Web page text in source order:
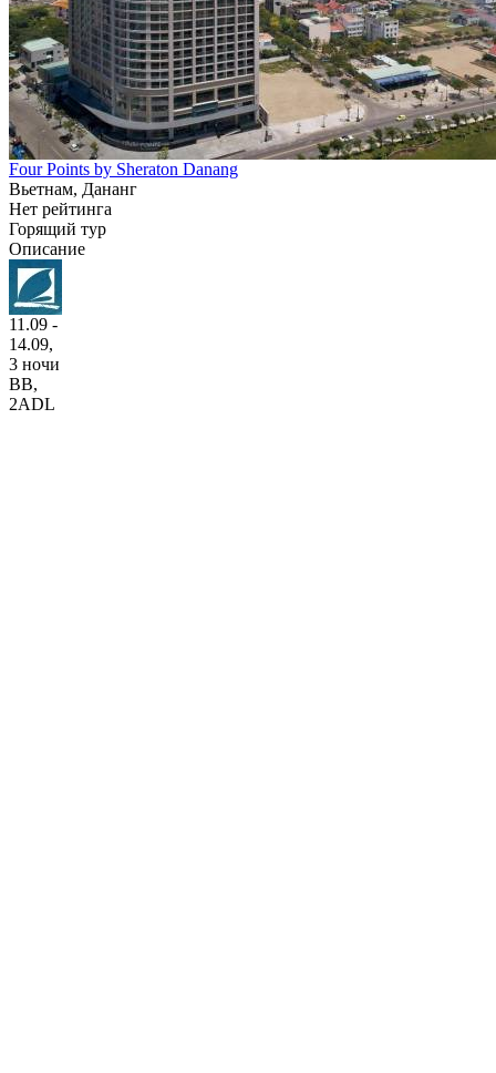
Four Points by Sheraton Danang
Вьетнам, Дананг
Нет рейтинга
Горящий тур
Описание
11.09 -
14.09,
3 ночи
BB,
2ADL